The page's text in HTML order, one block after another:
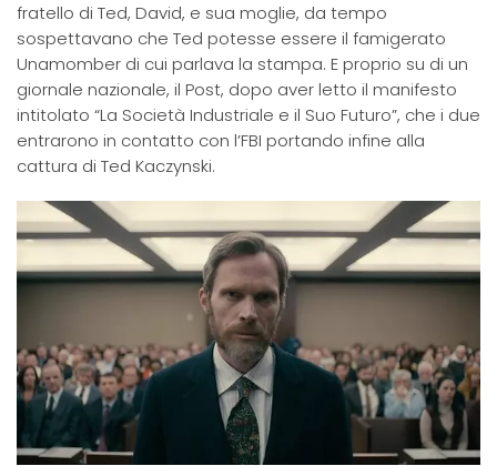
fratello di Ted, David, e sua moglie, da tempo
sospettavano che Ted potesse essere il famigerato
Unamomber di cui parlava la stampa. E proprio su di un
giornale nazionale, il Post, dopo aver letto il manifesto
intitolato “La Società Industriale e il Suo Futuro”, che i due
entrarono in contatto con l’FBI portando infine alla
cattura di Ted Kaczynski.